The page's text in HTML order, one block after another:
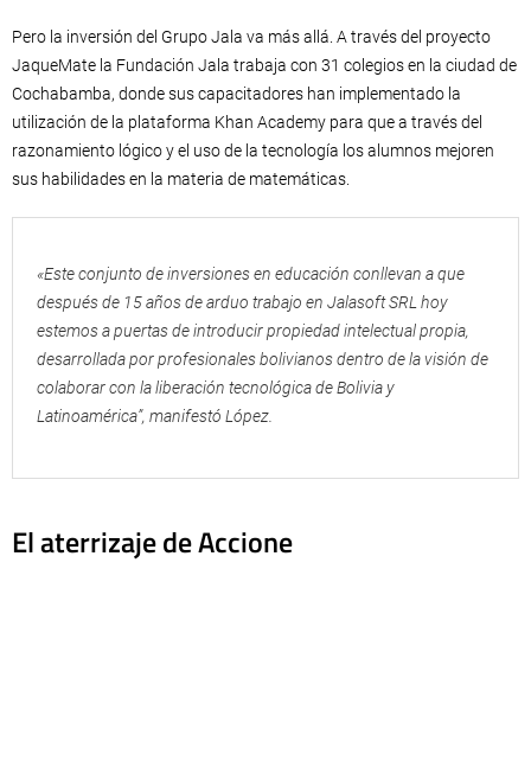
Pero la inversión del Grupo Jala va más allá. A través del proyecto
JaqueMate la Fundación Jala trabaja con 31 colegios en la ciudad de
Cochabamba, donde sus capacitadores han implementado la
utilización de la plataforma Khan Academy para que a través del
razonamiento lógico y el uso de la tecnología los alumnos mejoren
sus habilidades en la materia de matemáticas.
«Este conjunto de inversiones en educación conllevan a que
después de 15 años de arduo trabajo en Jalasoft SRL hoy
estemos a puertas de introducir propiedad intelectual propia,
desarrollada por profesionales bolivianos dentro de la visión de
colaborar con la liberación tecnológica de Bolivia y
Latinoamérica”, manifestó López.
El aterrizaje de Accione